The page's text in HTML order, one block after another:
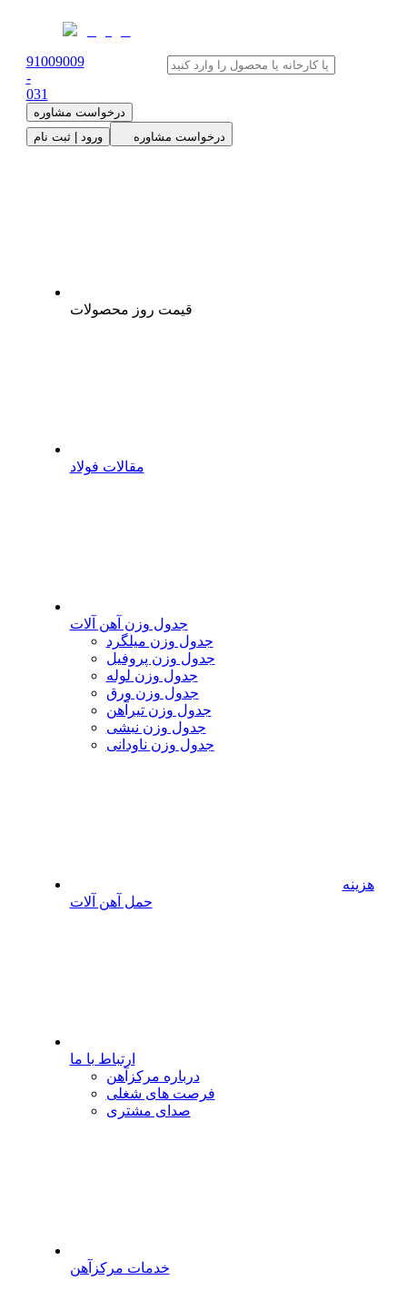
91009009
-
031
درخواست مشاوره
ورود | ثبت نام
درخواست مشاوره
قیمت روز محصولات
مقالات فولاد
جدول وزن آهن آلات
جدول وزن میلگرد
جدول وزن پروفیل
جدول وزن لوله
جدول وزن ورق
جدول وزن تیرآهن
جدول وزن نبشی
جدول وزن ناودانی
هزینه
حمل آهن آلات
ارتباط با ما
درباره مرکزآهن
فرصت های شغلی
صدای مشتری
خدمات مرکزآهن